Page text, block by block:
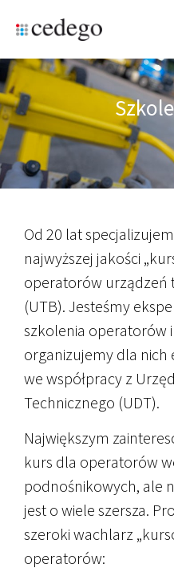
Od 20 lat
najwyższej jakości
operatorów urządzeń
(UTB). Jesteśmy
szkolenia operatorów
organizujemy dla nich
we współpracy z
Technicznego (UDT).
Największym
kurs dla operatorów
podnośnikowych, ale
jest o wiele szersza.
szeroki wachlarz
operatorów: